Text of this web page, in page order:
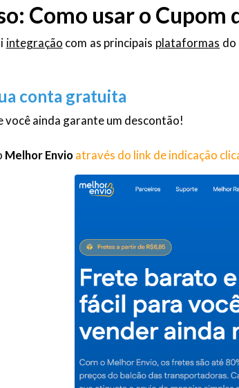
Como usar o
integração com as principais plataformas do
conta gratuita
você ainda garante um descontão!
Melhor Envioatravés do link de indicação